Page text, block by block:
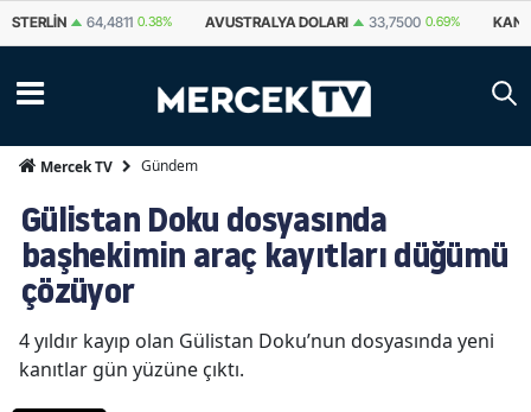
STERLIN 64,4811 0.38% AVUSTRALYA DOLARI 33,7500 0.69%
Mercek TV Gündem
Gülistan Doku dosyasında
başhekimin araç kayıtları düğümü
çözüyor
4 yıldır kayıp olan Gülistan Doku’nun dosyasında yeni
kanıtlar gün yüzüne çıktı.